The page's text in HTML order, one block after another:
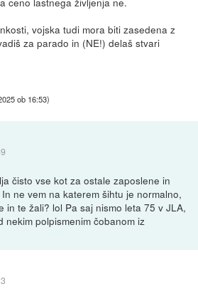
vojska tudi mora biti zasedena z
za parado in (NE!) delaš stvari
ob 16:53)
čisto vse kot za ostale zaposlene in
ne vem na katerem šihtu je normalno,
in te žali? lol Pa saj nismo leta 75 v JLA,
polpismenim čobanom iz